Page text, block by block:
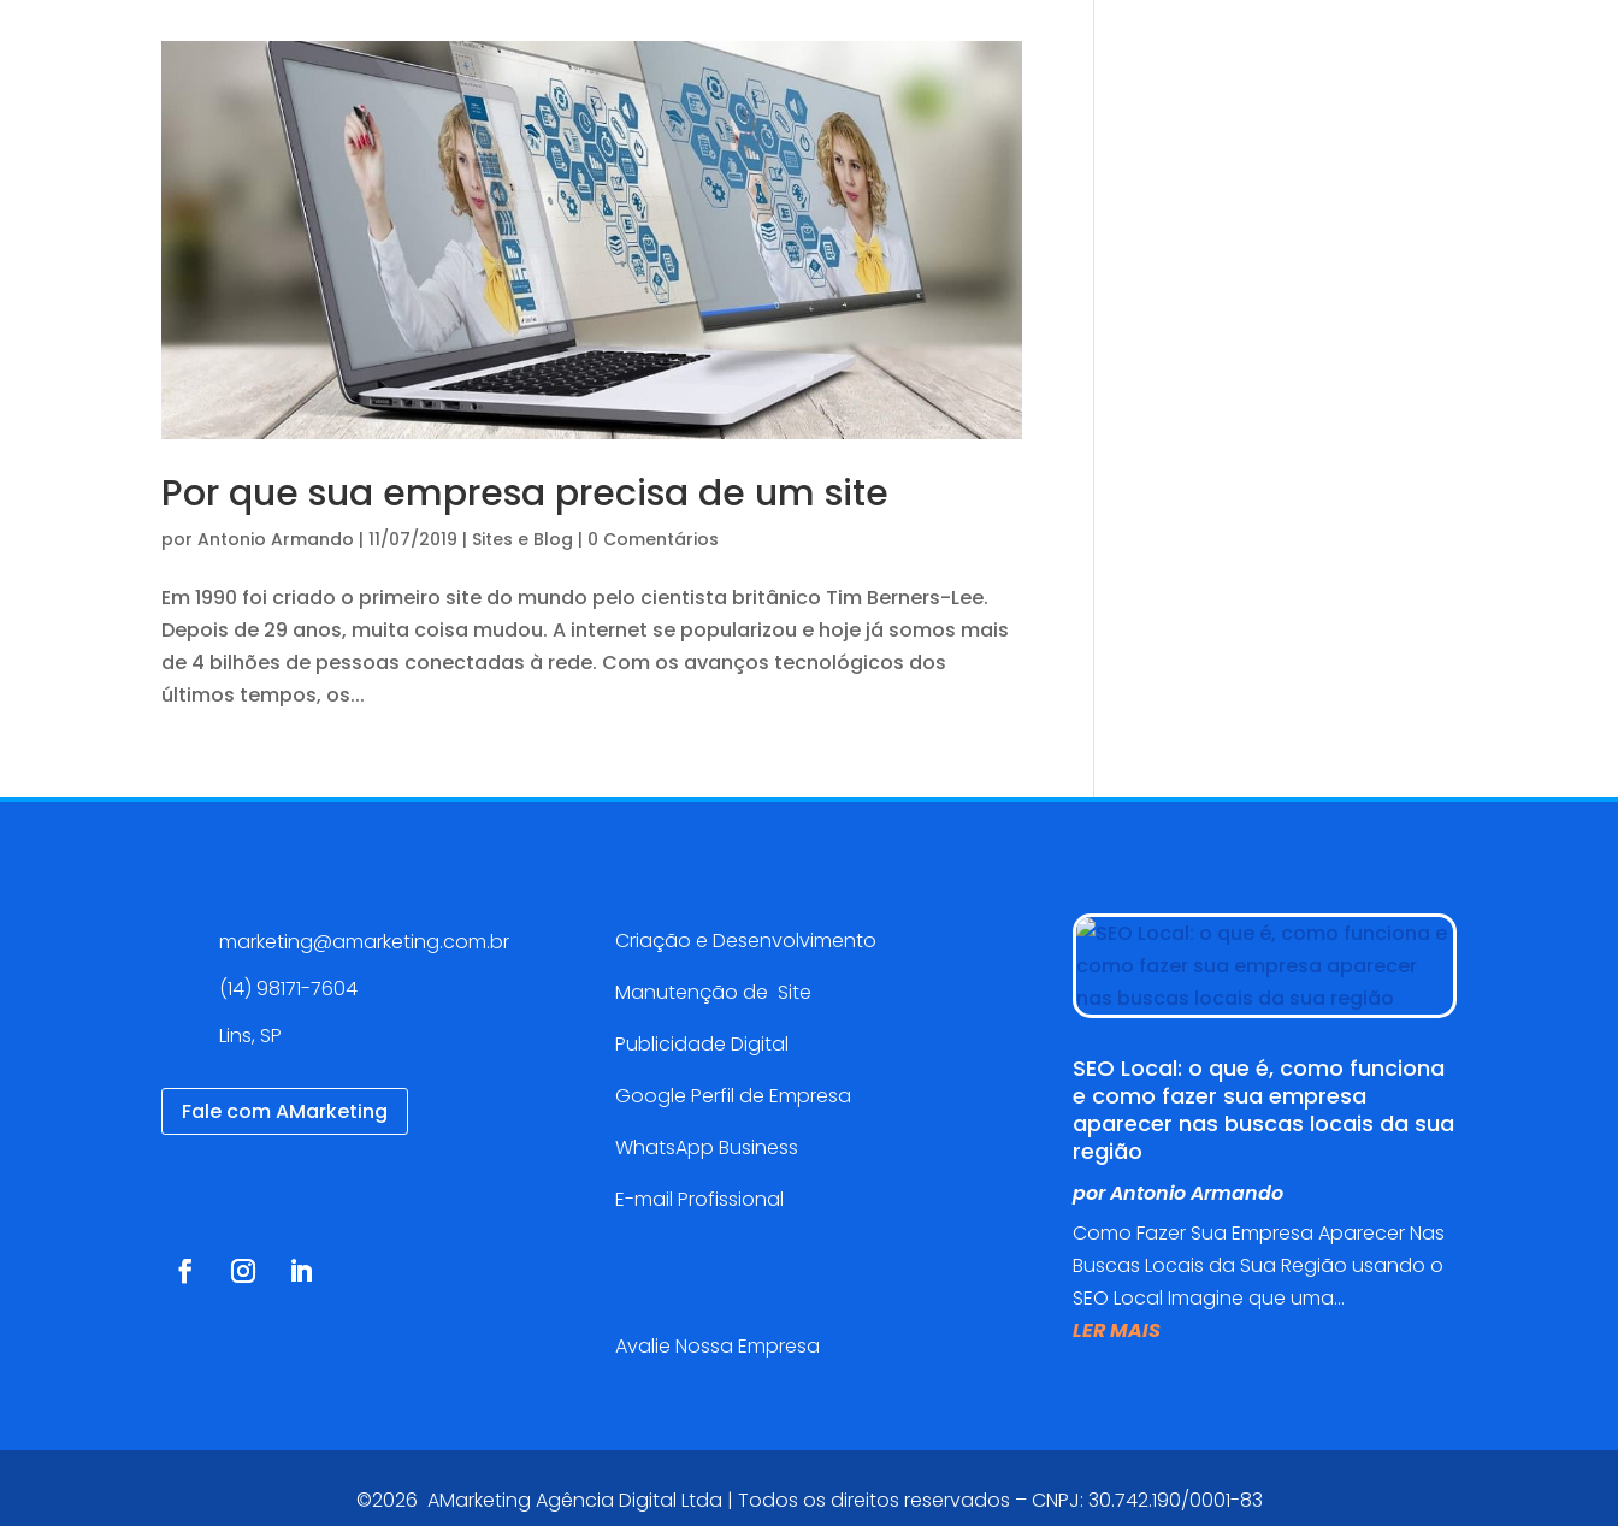
Por que sua empresa precisa de um site
porAntonio Armando |11/07/2019 | Sites e Blog | 0 Comentários
Em 1990 foi criado o primeiro site do mundo pelo cientista britânico Tim Berners-Lee.
Depois de 29 anos, muita coisa mudou. A internet se popularizou e hoje já somos mais
de 4 bilhões de pessoas conectadas à rede. Com os avanços tecnológicos dos
últimos tempos, os...
marketing@amarketing.com.br
(14) 98171-7604
Lins, SP
Fale com AMarketing
Criação e Desenvolvimento
Manutenção de Site
Publicidade Digital
Google Perfil de Empresa
WhatsApp Business
E-mail Profissional
Avalie Nossa Empresa
SEO Local: o que é, como funciona
e como fazer sua empresa
aparecer nas buscas locais da sua
região
porAntonio Armando
Como Fazer Sua Empresa Aparecer Nas
Buscas Locais da Sua Região usando o
SEO Local Imagine que uma...
LER MAIS
©2026 AMarketing Agência Digital Ltda | Todos os direitos reservados – CNPJ: 30.742.190/0001-83